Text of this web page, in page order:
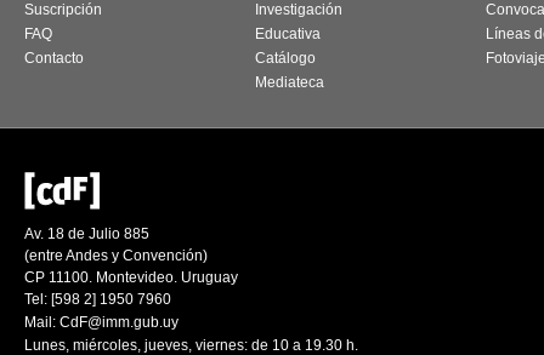
Suscripción
FAQ
Contacto
Investigación
Educativa
Catálogo
Mediateca
Líneas
Av. 18 de Julio 885
(entre Andes y Convención)
CP 11100. Montevideo. Uruguay
Tel: [598 2] 1950 7960
Mail: CdF@imm.gub.uy
Lunes, miércoles, jueves, viernes: de 10 a 19.30 h.